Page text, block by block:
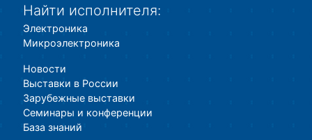
Найти исполнителя:
Электроника
Микроэлектроника
Новости
Выставки в России
Зарубежные выставки
Семинары и конференции
База знаний